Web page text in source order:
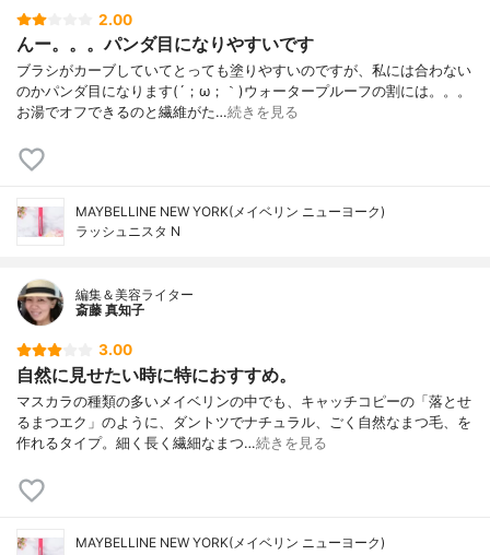
2.00
んー。。。パンダ目になりやすいです
ブラシがカーブしていてとっても塗りやすいのですが、私には合わない
のかパンダ目になります(´；ω；｀)ウォータープルーフの割には。。。
お湯でオフできるのと繊維がた…続きを見る
MAYBELLINE NEW YORK(メイベリン ニューヨーク)
ラッシュニスタ N
編集＆美容ライター
斎藤 真知子
3.00
自然に見せたい時に特におすすめ。
マスカラの種類の多いメイベリンの中でも、キャッチコピーの「落とせ
るまつエク」のように、ダントツでナチュラル、ごく自然なまつ毛、を
作れるタイプ。細く長く繊細なまつ…続きを見る
MAYBELLINE NEW YORK(メイベリン ニューヨーク)